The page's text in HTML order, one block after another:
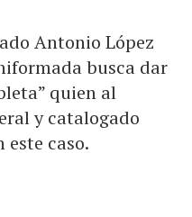
Antonio López
busca dar
quien al
y catalogado
este caso.